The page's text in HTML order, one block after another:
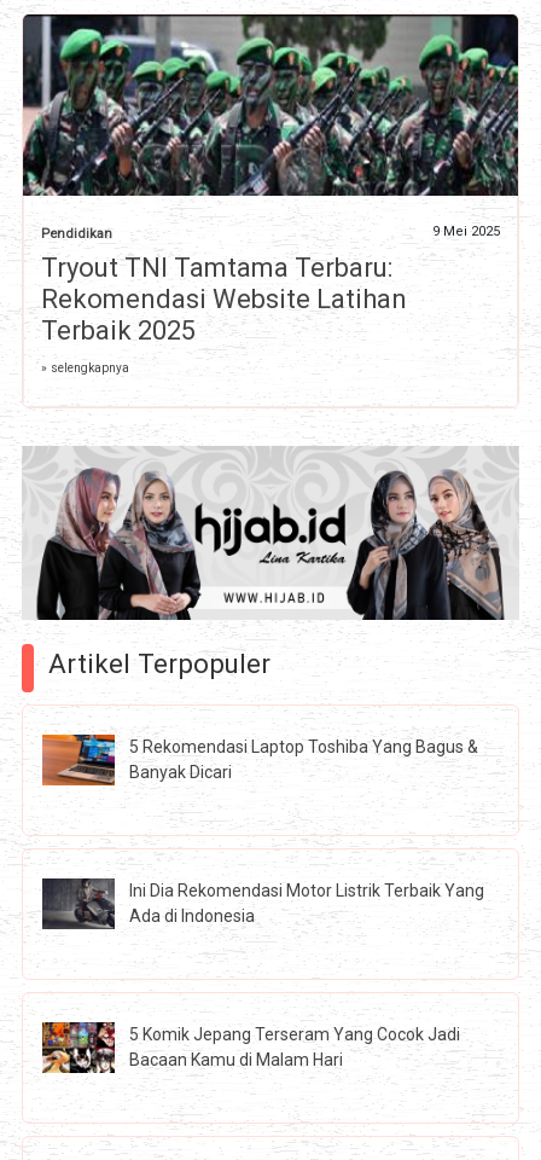
Pendidikan 9 Mei 2025
Tryout TNI Tamtama Terbaru:
Rekomendasi Website Latihan
Terbaik 2025
» selengkapnya
Artikel Terpopuler
5 Rekomendasi Laptop Toshiba Yang Bagus &
Banyak Dicari
Ini Dia Rekomendasi Motor Listrik Terbaik Yang
Ada di Indonesia
5 Komik Jepang Terseram Yang Cocok Jadi
Bacaan Kamu di Malam Hari